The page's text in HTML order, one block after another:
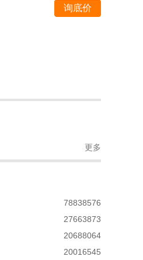
询底价
更多
78838576
27663873
20688064
20016545